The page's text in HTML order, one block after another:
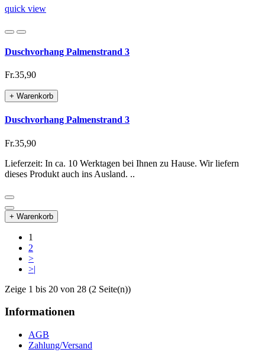
quick view
Duschvorhang Palmenstrand 3
Fr.35,90
+ Warenkorb
Duschvorhang Palmenstrand 3
Fr.35,90
Lieferzeit: In ca. 10 Werktagen bei Ihnen zu Hause. Wir liefern
dieses Produkt auch ins Ausland. ..
+ Warenkorb
1
2
>
>|
Zeige 1 bis 20 von 28 (2 Seite(n))
Informationen
AGB
Zahlung/Versand